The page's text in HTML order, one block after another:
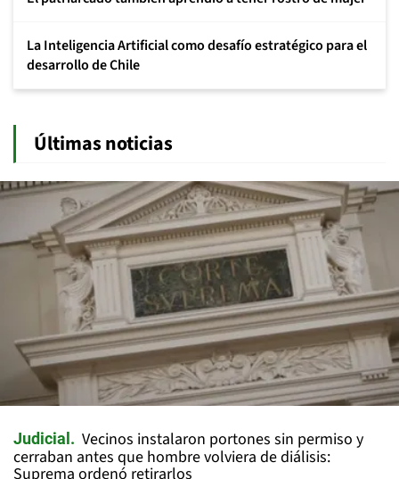
La Inteligencia Artificial como desafío estratégico para el
desarrollo de Chile
Últimas noticias
Judicial
Vecinos instalaron portones sin permiso y
cerraban antes que hombre volviera de diálisis:
Suprema ordenó retirarlos